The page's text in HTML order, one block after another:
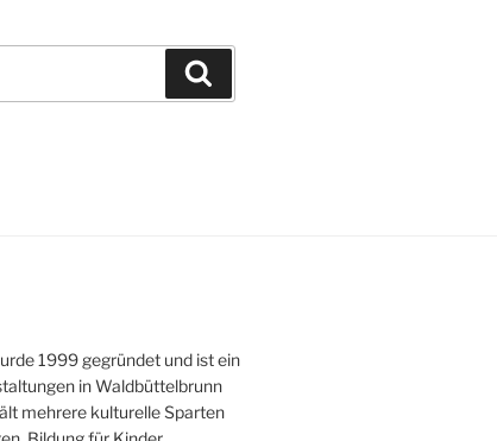
1999 gegründet und ist ein
in Waldbüttelbrunn
mehrere kulturelle Sparten